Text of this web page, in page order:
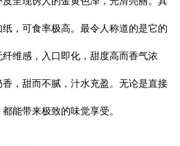
，可食率极高。最令人称道的是它的
维感，入口即化，甜度高而香气浓
，甜而不腻，汁水充盈。无论是直接
能带来极致的味觉享受。